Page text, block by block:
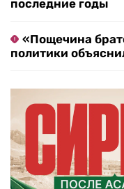
последние годы
«Пощечина
политики